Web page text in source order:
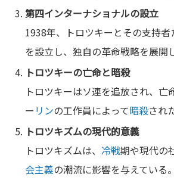
第四インターナショナルの設立
1938年、トロツキーとその支持者
を設立し、独自の革命戦略を展開
トロツキーの亡命と暗殺
トロツキーはソ連を追放され、亡
ー リンの工作員によって暗殺され
トロツキズムの現代的意義
トロツキズムは、冷戦期や現代の
会主義の潮流に影響を与えている。